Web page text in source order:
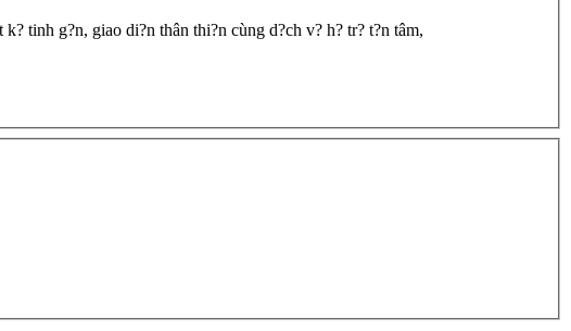
tinh g?n, giao di?n thân thi?n cùng d?ch v? h? tr? t?n tâm,